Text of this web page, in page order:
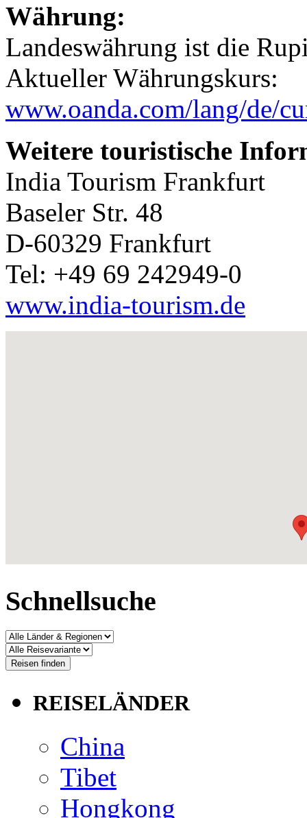
Währung:
Landeswährung ist die
Aktueller Währungskurs:
www.oanda.com/lang/de/
Weitere touristische
India Tourism Frankfurt
Baseler Str. 48
D-60329 Frankfurt
Tel: +49 69 242949-0
www.india-tourism.de
Schnellsuche
REISELÄNDER
China
Tibet
Hongkong